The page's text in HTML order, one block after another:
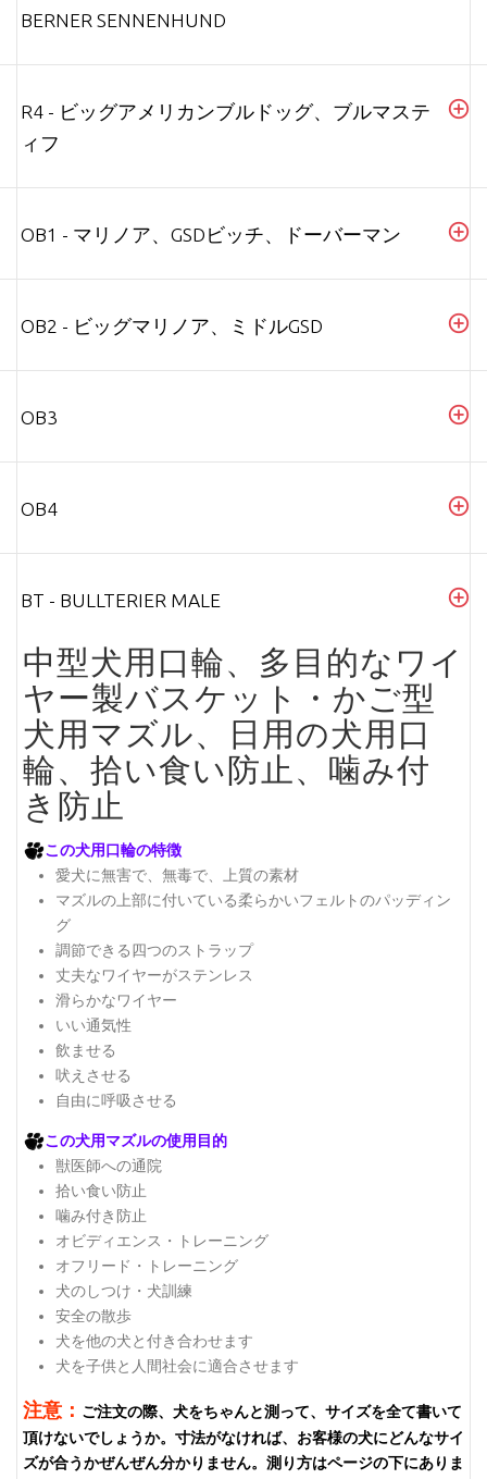
BERNER SENNENHUND
R4 - ビッグアメリカンブルドッグ、ブルマステ
ィフ
OB1 - マリノア、GSDビッチ、ドーバーマン
OB2 - ビッグマリノア、ミドルGSD
OB3
OB4
BT - BULLTERIER MALE
中型犬用口輪、多目的なワイ
ヤー製バスケット・かご型
犬用マズル、日用の犬用口
輪、拾い食い防止、噛み付
き防止
この犬用口輪の特徴
愛犬に無害で、無毒で、上質の素材
マズルの上部に付いている柔らかいフェルトのパッディン
グ
調節できる四つのストラップ
丈夫なワイヤーがステンレス
滑らかなワイヤー
いい通気性
飲ませる
吠えさせる
自由に呼吸させる
この犬用マズルの使用目的
獣医師への通院
拾い食い防止
噛み付き防止
オビディエンス・トレーニング
オフリード・トレーニング
犬のしつけ・犬訓練
安全の散歩
犬を他の犬と付き合わせます
犬を子供と人間社会に適合させます
注意： ご注文の際、犬をちゃんと測って、サイズを全て書いて
頂けないでしょうか。寸法がなければ、お客様の犬にどんなサイ
ズが合うかぜんぜん分かりません。測り方はページの下にありま